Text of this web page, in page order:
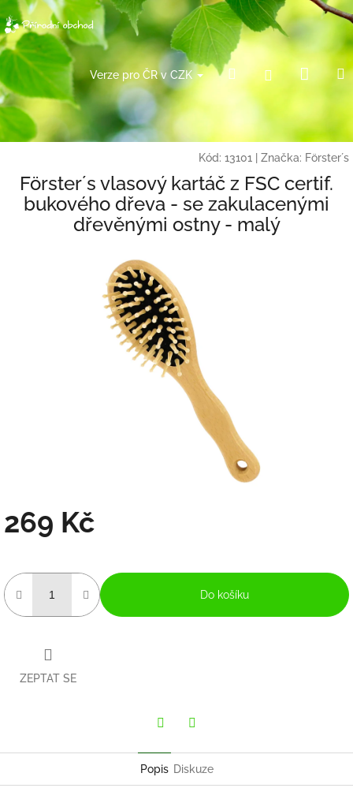
Přejít
na
obsah
Verze pro ČR v CZK Hledat Přihlášení
košík
Kód: 13101 Značka: Förster´s
Förster´s vlasový kartáč z FSC certif.
bukového dřeva - se zakulacenými
dřevěnými ostny - malý
269 Kč
Do košíku
ZEPTAT SE
Popis Diskuze